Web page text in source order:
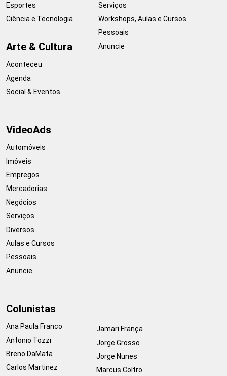
Esportes
Ciência e Tecnologia
Arte & Cultura
Aconteceu
Agenda
Social & Eventos
Serviços
Workshops, Aulas e Cursos
Pessoais
Anuncie
VideoAds
Automóveis
Imóveis
Empregos
Mercadorias
Negócios
Serviços
Diversos
Aulas e Cursos
Pessoais
Anuncie
Colunistas
Ana Paula Franco
Antonio Tozzi
Breno DaMata
Carlos Martinez
Jamari França
Jorge Grosso
Jorge Nunes
Marcus Coltro